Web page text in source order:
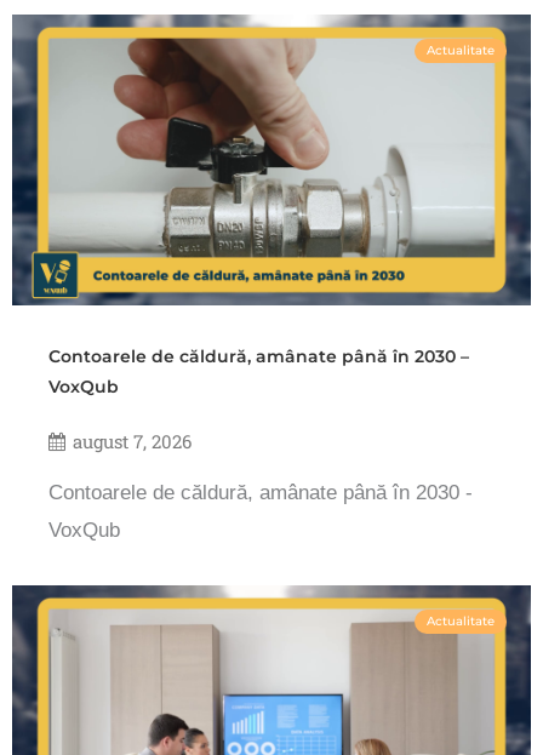
Actualitate
Contoarele de căldură, amânate până în 2030 –
VoxQub
august 7, 2026
Contoarele de căldură, amânate până în 2030 -
VoxQub
Actualitate